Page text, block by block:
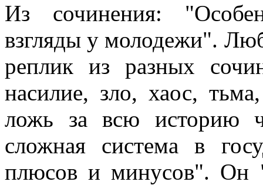
Из сочинения:
взгляды у молодежи".
реплик из разных
насилие, зло, хаос,
ложь за всю историю
сложная система в
плюсов и минусов". Он